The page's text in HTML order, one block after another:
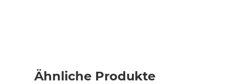
Ähnliche Produkte